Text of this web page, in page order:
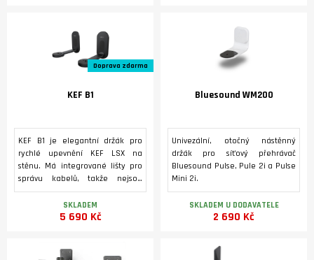
toho správného úhlu pro lepší
kvalitu poslechu. I po
namontování umožňuje konzole
volný přístup ke všem potřebným
odstup od zdi a chrání zeď i
Doprava zdarma
KEF B1
KEF B1 je elegantní držák pro
rychlé upevnění KEF LSX na
stěnu. Má integrované lišty pro
správu kabelů, takže nejsou
vidět. Montážní systém s
nastavitelnou základnu
schopnou otáčet LSX o 90 stupňů
tuhost a stabilitu.
SKLADEM
5 690 Kč
Bluesound WM200
Univezální, otočný nástěnný
držák pro síťový přehrávač
Bluesound Pulse, Pule 2i a Pulse
Mini 2i.
SKLADEM U DODAVATELE
2 690 Kč